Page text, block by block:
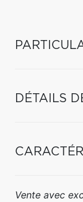
DÉTAILS
Vente avec